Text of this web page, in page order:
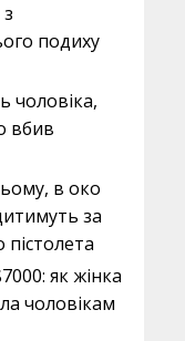
подиху
чоловіка,
вбив
в око
за
як жінка
чоловікам